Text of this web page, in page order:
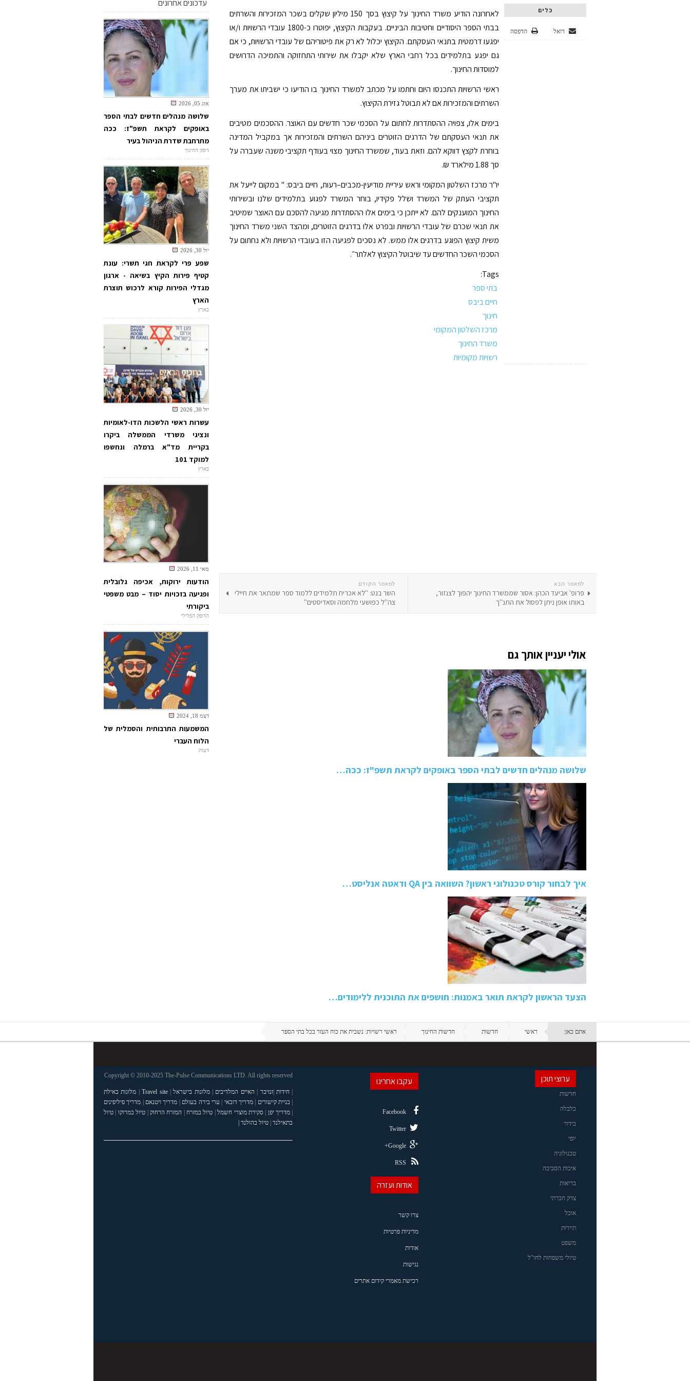
כלים
הדפסה דואל
לאחרונה הודיע משרד החינוך על קיצוץ בסך 150 מיליון שקלים בשכר המזכירות והשרתים
בבתי הספר היסודיים וחטיבות הביניים. בעקבות הקיצוץ, יפוטרו כ-1800 עובדי הרשויות ו/או
יפגעו דרמטית בתנאי העסקתם. הקיצוץ יכלול לא רק את פיטוריהם של עובדי הרשויות, כי אם
גם יפגע בתלמידים בכל רחבי הארץ שלא יקבלו את שירותי התחזוקה והתמיכה הדרושים
למוסדות החינוך.
ראשי הרשויות התכנסו היום וחתמו על מכתב למשרד החינוך בו הודיעו כי ישביתו את מערך
השרתים והמזכירות אם לא תבוטל גזירת הקיצוץ.
בימים אלו, צפויה ההסתדרות לחתום על הסכמי שכר חדשים עם האוצר. ההסכמים מטיבים
את תנאי העסקתם של הדרגים הזוטרים ביניהם השרתים והמזכירות אך במקביל המדינה
בוחרת לקצץ דווקא להם. וזאת בעוד, שמשרד החינוך מצוי בעודף תקציבי משנה שעברה על
סך 1.88 מילארד ₪.
יו"ר מרכז השלטון המקומי וראש עיריית מודיעין-מכבים–רעות, חיים ביבס: " במקום לייעל את
תקציבי העתק של המשרד ושלל פקידיו, בוחר המשרד לפגוע בתלמידים שלנו ובשירותי
החינוך המוענקים להם. לא ייתכן כי בימים אלו ההסתדרות מגיעה להסכם עם האוצר שמיטיב
את תנאי שכרם של עובדי הרשויות ובפרט אלו בדרגים הזוטרים, ומהצד השני משרד החינוך
משית קיצוץ הפוגע בדרגים אלו ממש. לא נסכים לפגיעה הזו בעובדי הרשויות ולא נחתום על
הסכמי השכר החדשים עד שיבוטל הקיצוץ לאלתר״.
Tags:
בתי ספר
חיים ביבס
חינוך
מרכז השלטון המקומי
משרד החינוך
רשויות מקומיות
למאמר הקודם
השר בנט: ''לא אכריח תלמידים ללמוד ספר שמתאר את חיילי
צה''ל כפושעי מלחמה וסאדיסטים''
למאמר הבא
פרופ' אביעד הכהן: אסור שממשרד החינוך יהפוך לצנזור,
באותו אופן ניתן לפסול את התנ''ך
אולי יעניין אותך גם
שלושה מנהלים חדשים לבתי הספר באופקים לקראת תשפ"ז: ככה…
איך לבחור קורס טכנולוגי ראשון? השוואה בין QA ודאטה אנליסט…
הצעד הראשון לקראת תואר באמנות: חושפים את התוכנית ללימודים…
עדכונים אחרונים
אוג 05, 2026
שלושה מנהלים חדשים לבתי הספר
באופקים לקראת תשפ"ז: ככה
מתרחבת שדרת הניהול בעיר
דופק החינוך
יול 30, 2026
שפע פרי לקראת חגי תשרי: עונת
קטיף פירות הקיץ בשיאה - ארגון
מגדלי הפירות קורא לרכוש תוצרת
הארץ
בארץ
יול 30, 2026
עשרות ראשי הלשכות הדו-לאומיות
ונציגי משרדי הממשלה ביקרו
בקריית מד"א ברמלה ונחשפו
למוקד 101
בארץ
מאי 11, 2026
הודעות ירוקות, אכיפה גלובלית
ופגיעה בזכויות יסוד – מבט משפטי
ביקורתי
הדופק הפלילי
דצמ 18, 2024
המשמעות התרבותית והסמלית של
הלוח העברי
דעות
אתם כאן: ראשי חדשות חדשות החינוך ראשי רשויות: נשבית את כוח העזר בכל בתי הספר
ערוצי תוכן
חדשות
כלכלה
בידור
יופי
טכנולוגיה
איכות הסביבה
בריאות
צדק חברתי
אוכל
תיירות
משפט
טיולי משפחות לחו"ל
עקבו אחרינו
Facebook
Twitter
Google+
RSS
אודות ועזרה
צרו קשר
מדיניות פרטיות
אודות
נגישות
רכישת מאמרי קידום אתרים
Copyright © 2010-2025 The-Pulse Communications LTD. All rights reserved
| חידות |זנזיבר | האיים המלדיבים |מלונות בישראל|
Travel site
| מלונות באילת
| בניית קישורים |מדריך דובאי | ערי בירה בעולם | מדריך ויטנאם | מדריך פיליפינים
| מדריך יפן |סקירת מוצרי חשמל| טיול במזרח | המזרח הרחוק | טיול במרוקו | טיול
בתאילנד| טיול בהולנד |